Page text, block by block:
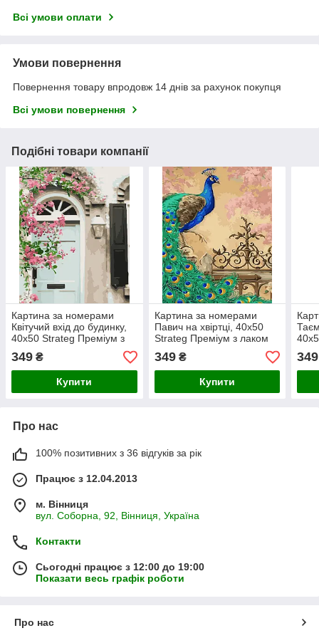
Всі умови оплати
Умови повернення
Повернення товару впродовж 14 днів за рахунок покупця
Всі умови повернення
Подібні товари компанії
Картина за номерами
Квітучий вхід до будинку,
40х50 Strateg Преміум з
лаком та рівнем (VA-3384)
349 ₴
Купити
Картина за номерами
Павич на хвіртці, 40х50
Strateg Преміум з лаком
та рівнем (VA-3414)
349₴
Купити
349
Про нас
100% позитивних з 36 відгуків за рік
Працює з 12.04.2013
м. Вінниця
вул. Соборна, 92, Вінниця, Україна
Контакти
Сьогодні працює з 12:00 до 19:00
Показати весь графік роботи
Про нас